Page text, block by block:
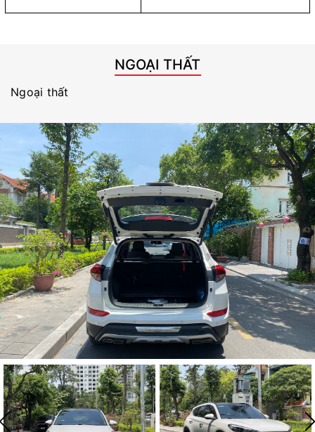
NGOẠI THẤT
Ngoại thất